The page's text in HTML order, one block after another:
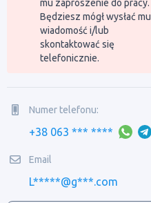
mu zaproszenie do pracy.
Będziesz mógł wysłać mu
wiadomość i/lub
skontaktować się
telefonicznie.
Numer telefonu:
+38 063 *** ****
Email
L*****@g***.com